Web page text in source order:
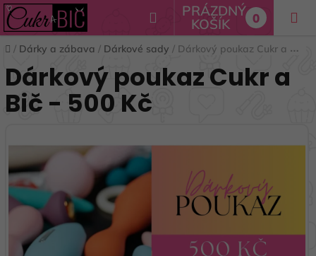
Přejít
na
obsah
Hledat
NÁKUPNÍ
KOŠÍK
PRÁZDNÝ
KOŠÍK 0
Domů
/ Dárky a zábava / Dárkové sady / Dárkový poukaz Cukr a Bič - 500 Kč
Dárkový poukaz Cukr a
Bič - 500 Kč